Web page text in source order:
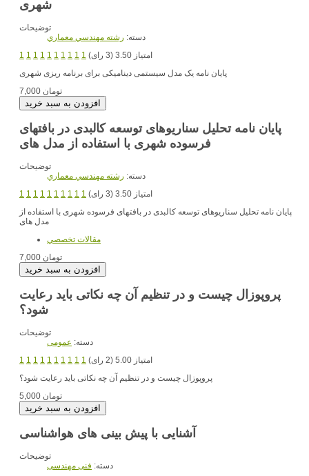
شهری
توضیحات
دسته: رشته مهندسي معماري
1 1 1 1 1 1 1 1 1 1
امتیاز 3.50 (3 رای)
پایان نامه یک مدل سیستمی دینامیکی برای برنامه ریزی شهری
7,000 تومان
پایان نامه تحلیل سناریوهای توسعه کالبدی در بافتهای
فرسوده شهری با استفاده از مدل های
توضیحات
دسته: رشته مهندسي معماري
1 1 1 1 1 1 1 1 1 1
امتیاز 3.50 (3 رای)
پایان نامه تحلیل سناریوهای توسعه کالبدی در بافتهای فرسوده شهری با استفاده از
مدل های
مقالات تخصصي
7,000 تومان
پروپوزال چیست و در تنظیم آن چه نکاتی باید رعایت
شود؟
توضیحات
دسته: عمومی
1 1 1 1 1 1 1 1 1 1
امتیاز 5.00 (2 رای)
پروپوزال چیست و در تنظیم آن چه نکاتی باید رعایت شود؟
5,000 تومان
آشنایی با پیش بینی های هواشناسی
توضیحات
دسته: فنی مهندسی